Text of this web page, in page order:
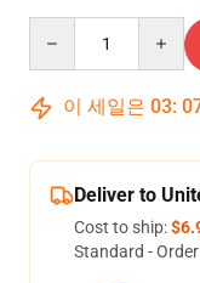
이 세일은 03:
Deliver to
Cost to ship:
Standard -